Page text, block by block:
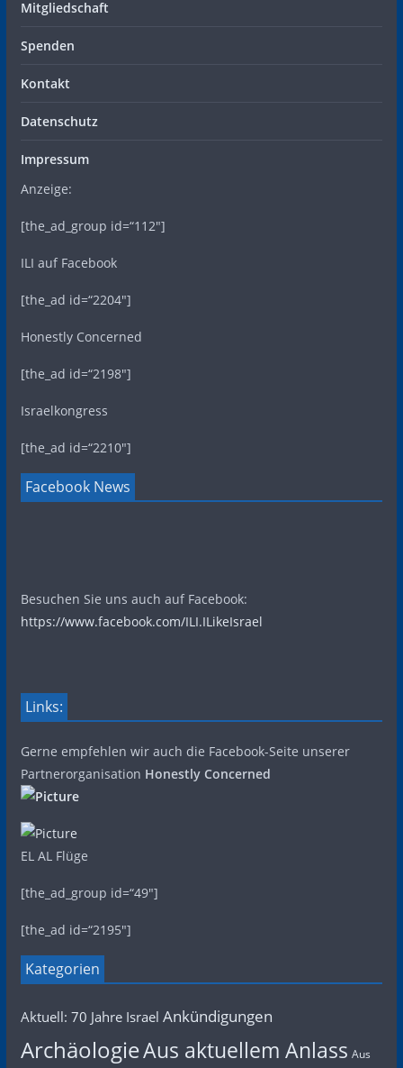
Mitgliedschaft
Spenden
Kontakt
Datenschutz
Impressum
Anzeige:
[the_ad_group id=“112″]
ILI auf Facebook
[the_ad id=“2204″]
Honestly Concerned
[the_ad id=“2198″]
Israelkongress
[the_ad id=“2210″]
Facebook News
Besuchen Sie uns auch auf Facebook:
https://www.facebook.com/ILI.ILikeIsrael
Links:
Gerne empfehlen wir auch die Facebook-Seite unserer
Partnerorganisation Honestly Concerned
EL AL Flüge
[the_ad_group id=“49″]
[the_ad id=“2195″]
Kategorien
Aktuell: 70 Jahre Israel Ankündigungen
ArchäologieAus aktuellem Anlass Aus